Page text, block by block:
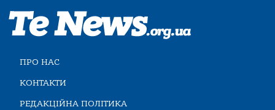
ПРО НАС
КОНТАКТИ
РЕДАКЦІЙНА ПОЛІТИКА